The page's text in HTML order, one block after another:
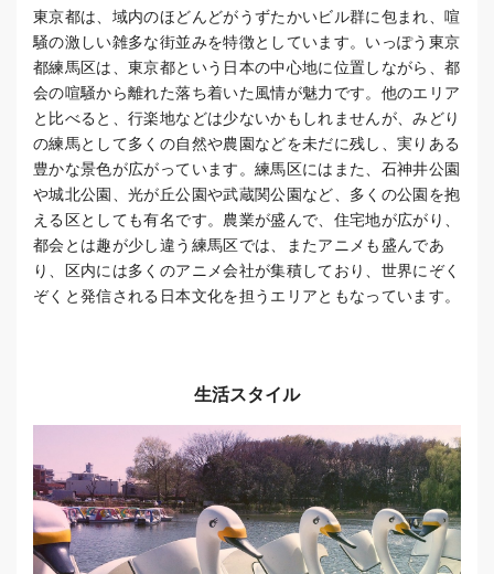
東京都は、域内のほどんどがうずたかいビル群に包まれ、喧
騒の激しい雑多な街並みを特徴としています。いっぽう東京
都練馬区は、東京都という日本の中心地に位置しながら、都
会の喧騒から離れた落ち着いた風情が魅力です。他のエリア
と比べると、行楽地などは少ないかもしれませんが、みどり
の練馬として多くの自然や農園などを未だに残し、実りある
豊かな景色が広がっています。練馬区にはまた、石神井公園
や城北公園、光が丘公園や武蔵関公園など、多くの公園を抱
える区としても有名です。農業が盛んで、住宅地が広がり、
都会とは趣が少し違う練馬区では、またアニメも盛んであ
り、区内には多くのアニメ会社が集積しており、世界にぞく
ぞくと発信される日本文化を担うエリアともなっています。
生活スタイル